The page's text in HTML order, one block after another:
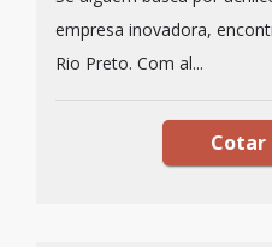
empresa inovadora,
Rio Preto. Com al...
Cotar